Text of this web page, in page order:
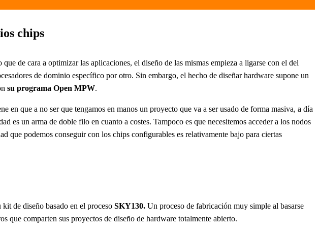
chips
de cara a optimizar las aplicaciones, el diseño de las mismas empieza a ligarse con el del
de dominio específico por otro. Sin embargo, el hecho de diseñar hardware supone un
su programa Open MPW.
en que a no ser que tengamos en manos un proyecto que va a ser usado de forma masiva, a día
es un arma de doble filo en cuanto a costes. Tampoco es que necesitemos acceder a los nodos
que podemos conseguir con los chips configurables es relativamente bajo para ciertas
de diseño basado en el proceso SKY130. Un proceso de fabricación muy simple al basarse
que comparten sus proyectos de diseño de hardware totalmente abierto.